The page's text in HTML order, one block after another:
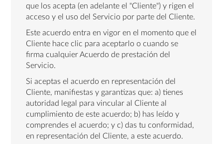
que los acepta (en adelante el "Cliente") y rigen el
acceso y el uso del Servicio por parte del Cliente.
Este acuerdo entra en vigor en el momento que el
Cliente hace clic para aceptarlo o cuando se
firma cualquier Acuerdo de prestación del
Servicio.
Si aceptas el acuerdo en representación del
Cliente, manifiestas y garantizas que: a) tienes
autoridad legal para vincular al Cliente al
cumplimiento de este acuerdo; b) has leído y
comprendes el acuerdo; y c) das tu conformidad,
en representación del Cliente, a este acuerdo.